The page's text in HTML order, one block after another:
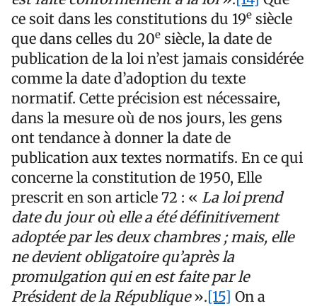
ce soit dans les constitutions du 19e siècle
que dans celles du 20e siècle, la date de
publication de la loi n’est jamais considérée
comme la date d’adoption du texte
normatif. Cette précision est nécessaire,
dans la mesure où de nos jours, les gens
ont tendance à donner la date de
publication aux textes normatifs. En ce qui
concerne la constitution de 1950, Elle
prescrit en son article 72 : « La loi prend
date du jour où elle a été définitivement
adoptée par les deux chambres ; mais, elle
ne devient obligatoire qu’après la
promulgation qui en est faite par le
Président de la République».[15] On a